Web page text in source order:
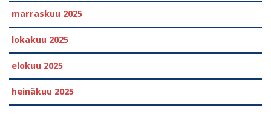
marraskuu 2025
lokakuu 2025
elokuu 2025
heinäkuu 2025